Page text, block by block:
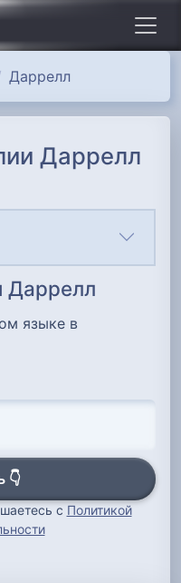
Даррелл
Даррелл
Даррелл
языке в
👇
с Политикой